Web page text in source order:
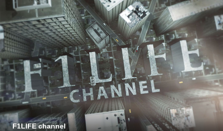
F1LIFE channel